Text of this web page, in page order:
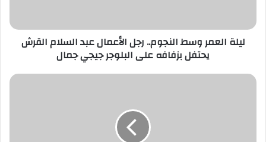
ر
ليلة العمر وسط النجوم.. رجل الأعمال عبد السلام القرش
يحتفل بزفافه على البلوجر جيجي جمال